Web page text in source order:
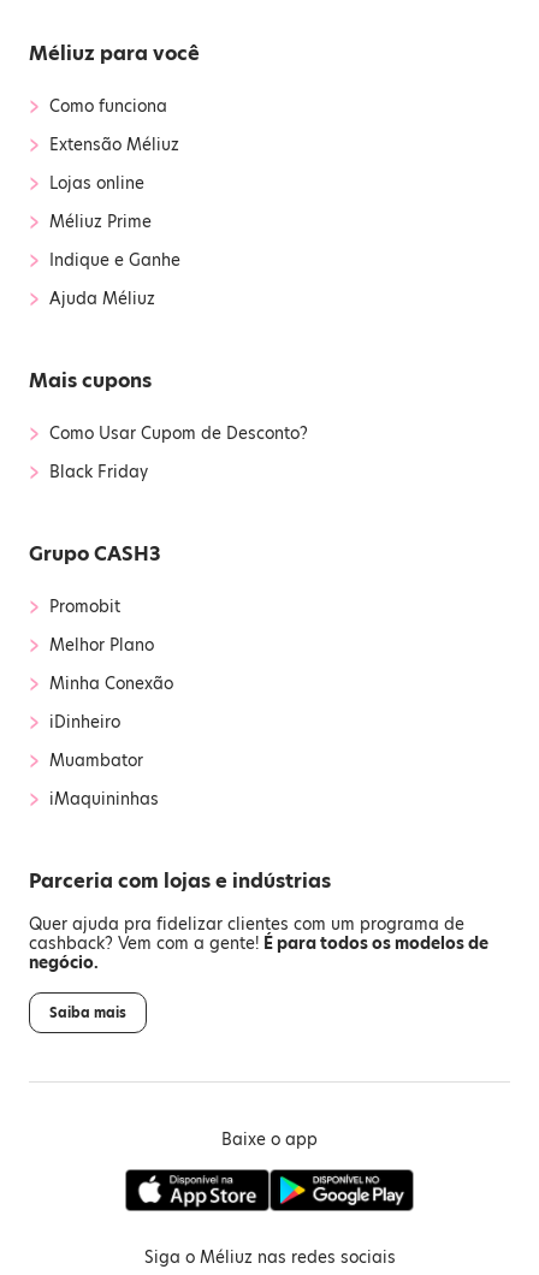
Méliuz para você
› Como funciona
› Extensão Méliuz
› Lojas online
› Méliuz Prime
› Indique e Ganhe
› Ajuda Méliuz
Mais cupons
› Como Usar Cupom de Desconto?
› Black Friday
Grupo CASH3
› Promobit
› Melhor Plano
› Minha Conexão
› iDinheiro
› Muambator
› iMaquininhas
Parceria com lojas e indústrias
Quer ajuda pra fidelizar clientes com um programa de
cashback? Vem com a gente! É para todos os modelos de
negócio.
Saiba mais
Baixe o app
Siga o Méliuz nas redes sociais